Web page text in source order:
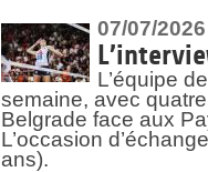
07/07/2026
L’équipe
semaine, avec
Belgrade face aux
L’occasion
ans).